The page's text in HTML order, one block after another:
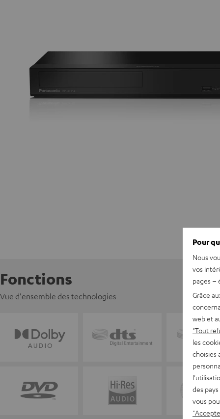
Fonctions
Vue d'ensemble des technologies
Pour
Nous
vos
pages –
Grâce
web et
"Tout
les
choisies
des
vous